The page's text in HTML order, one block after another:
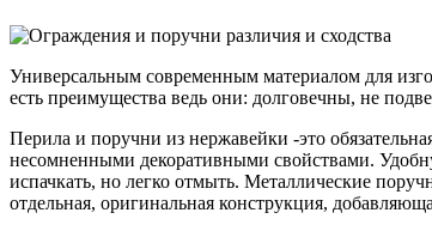
Универсальным современным материалом для
есть преимущества ведь они: долговечны, не
Перила и поручни из нержавейки -это
несомненными декоративными свойствами.
испачкать, но легко отмыть. Металлические
отдельная, оригинальная конструкция,